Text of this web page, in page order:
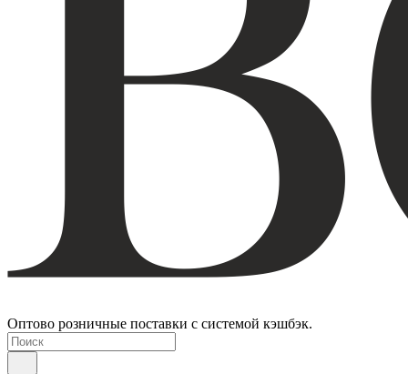
Оптово розничные поставки с системой кэшбэк.